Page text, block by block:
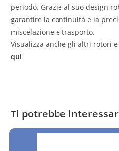
periodo. Grazie al suo design
garantire la continuità e la
miscelazione e trasporto.
Visualizza anche gli altri rotori
qui
Ti potrebbe